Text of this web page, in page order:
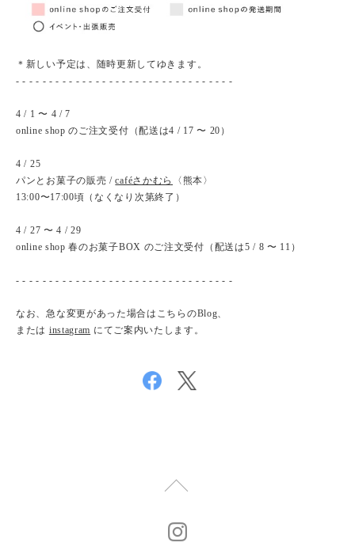
＊新しい予定は、随時更新してゆきます。
- - - - - - - - - - - - - - - - - - - - - - - - - - - - - - - - -
4 / 1 〜 4 / 7
online shop のご注文受付（配送は4 / 17 〜 20）
4 / 25
パンとお菓子の販売 /caféさかむら
〈熊本〉
13:00〜17:00頃（なくなり次第終了）
4 / 27 〜 4 / 29
online shop 春のお菓子BOX のご注文受付（配送は5 / 8 〜 11）
- - - - - - - - - - - - - - - - - - - - - - - - - - - - - - - - -
なお、急な変更があった場合はこちらのBlog、
または instagram にてご案内いたします。